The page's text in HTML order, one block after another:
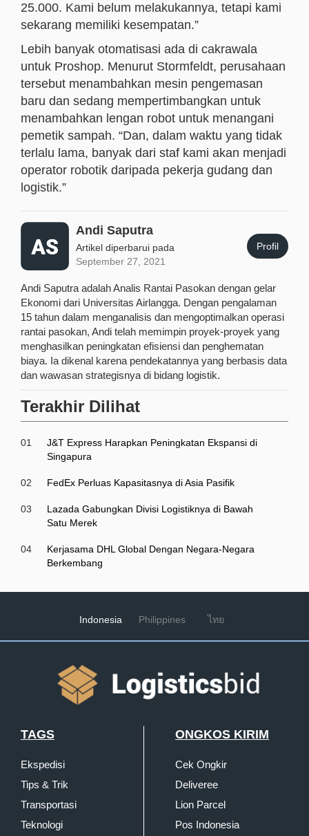
25.000. Kami belum melakukannya, tetapi kami
sekarang memiliki kesempatan.”
Lebih banyak otomatisasi ada di cakrawala
untuk Proshop. Menurut Stormfeldt, perusahaan
tersebut menambahkan mesin pengemasan
baru dan sedang mempertimbangkan untuk
menambahkan lengan robot untuk menangani
pemetik sampah. “Dan, dalam waktu yang tidak
terlalu lama, banyak dari staf kami akan menjadi
operator robotik daripada pekerja gudang dan
logistik.”
Andi Saputra
Artikel diperbarui pada
September 27, 2021
Profil
Andi Saputra adalah Analis Rantai Pasokan dengan gelar
Ekonomi dari Universitas Airlangga. Dengan pengalaman
15 tahun dalam menganalisis dan mengoptimalkan operasi
rantai pasokan, Andi telah memimpin proyek-proyek yang
menghasilkan peningkatan efisiensi dan penghematan
biaya. Ia dikenal karena pendekatannya yang berbasis data
dan wawasan strategisnya di bidang logistik.
Terakhir Dilihat
01
J&T Express Harapkan Peningkatan Ekspansi di
Singapura
02 FedEx Perluas Kapasitasnya di Asia Pasifik
03
Lazada Gabungkan Divisi Logistiknya di Bawah
Satu Merek
04
Kerjasama DHL Global Dengan Negara-Negara
Berkembang
Indonesia Philippines ไทย
TAGS
Ekspedisi
Tips & Trik
Transportasi
Teknologi
ONGKOS KIRIM
Cek Ongkir
Deliveree
Lion Parcel
Pos Indonesia